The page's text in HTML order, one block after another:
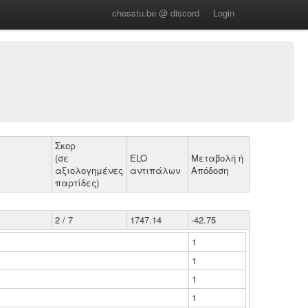
chesstu.be @ discord Login
Σκορ
(σε
αξιολογημένες
παρτίδες)
ELO
αντιπάλων
Μεταβολή ή
Απόδοση
2 / 7 1747.14
-42.75
1
1
1
1